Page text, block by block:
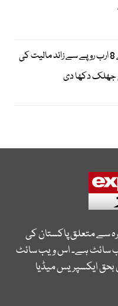
’مائی ٹوائز‘، رونالڈو نے 8 ارب روپے سے زائد مالیت کی
جھلک دکھا دی
سے متعلق پاکستان کی
سائٹ ہے۔ اس ویب سائٹ
بحق ایکسپریس میڈیا